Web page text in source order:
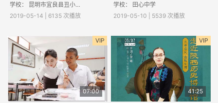
学校： 昆明市宜良县丑小鸭中学；亳州市涡阳县丹城学区谢庙小学；甘肃省甘谷县大石镇马窑小学
2019-05-14 | 6135 次播放
学校： 田心中学
2019-05-10 | 5539 次播放
VIP
07:00
VIP
41:25